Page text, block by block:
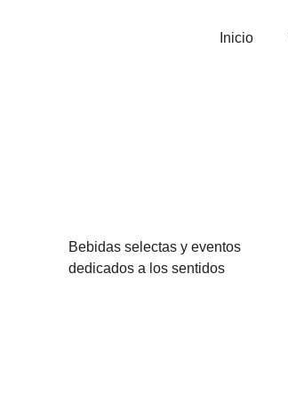
Inicio
Bebidas selectas y eventos
dedicados a los sentidos